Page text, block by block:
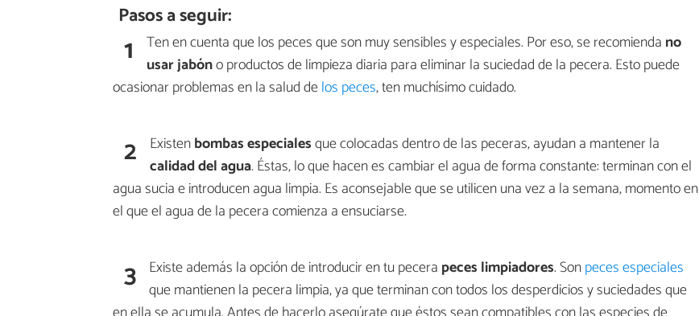
Pasos a seguir:
1 Ten en cuenta que los peces que son muy sensibles y especiales. Por eso, se recomienda no
usar jabóno productos de limpieza diaria para eliminar la suciedad de la pecera. Esto puede
ocasionar problemas en la salud delos peces, ten muchísimo cuidado.
2 Existenbombas especialesque colocadas dentro de las peceras, ayudan a mantener la
calidaddel agua. Éstas, lo que hacen es cambiar el agua de forma constante: terminan con el
agua sucia e introducen agua limpia. Es aconsejable que se utilicen una vez a la semana, momento en
el que el agua de la pecera comienza a ensuciarse.
3 Existe además la opción de introducir en tu pecera peces limpiadores. Sonpeces especiales
que mantienen la pecera limpia, ya que terminan con todos los desperdicios y suciedades que